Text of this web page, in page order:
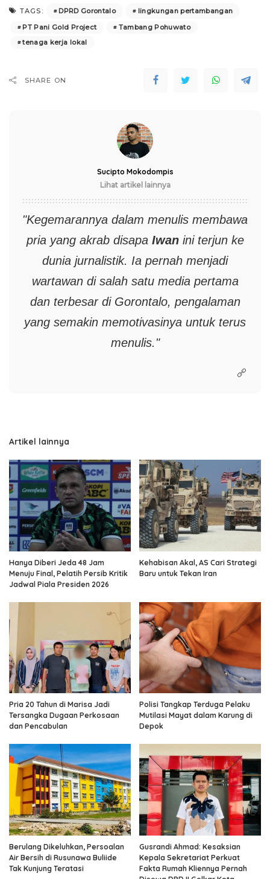
TAGS: DPRD Gorontalo
lingkungan pertambangan
PT Pani Gold Project
Tambang Pohuwato
tenaga kerja lokal
SHARE ON
Sucipto Mokodompis
Lihat artikel lainnya
"Kegemarannya dalam menulis membawa
pria yang akrab disapa Iwanini terjun ke
dunia jurnalistik. Ia pernah menjadi
wartawan di salah satu media pertama
dan terbesar di Gorontalo, pengalaman
yang semakin memotivasinya untuk terus
menulis."
Artikel lainnya
Hanya Diberi Jeda 48 Jam
Menuju Final, Pelatih Persib Kritik
Jadwal Piala Presiden 2026
Kehabisan Akal, AS Cari Strategi
Baru untuk Tekan Iran
Pria 20 Tahun di Marisa Jadi
Tersangka Dugaan Perkosaan
dan Pencabulan
Polisi Tangkap Terduga Pelaku
Mutilasi Mayat dalam Karung di
Depok
Berulang Dikeluhkan, Persoalan
Air Bersih di Rusunawa Buliide
Tak Kunjung Teratasi
Gusrandi Ahmad: Kesaksian
Kepala Sekretariat Perkuat
Fakta Rumah Kliennya Pernah